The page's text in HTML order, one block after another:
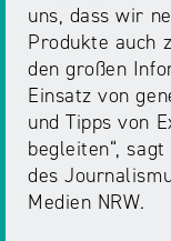
Day
Elternabende
uns, dass wir
Produkte auch
den großen
Einsatz von
und Tipps von
begleiten“, sagt
des
Medien NRW.